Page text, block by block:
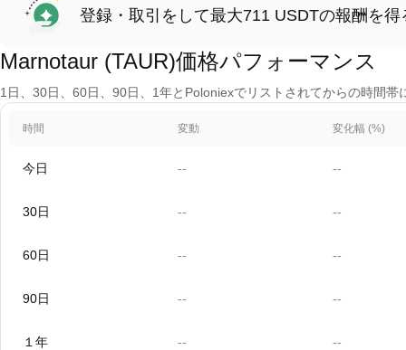
登録・取引をして最大711 USDTの報酬を得
Marnotaur (TAUR)価格パフォーマンス
1日、30日、60日、90日、1年とPoloniexでリストされてからの時間
時間 変動 変化幅 (%)
今日 -- --
30日 -- --
60日 -- --
90日 -- --
１年 -- --